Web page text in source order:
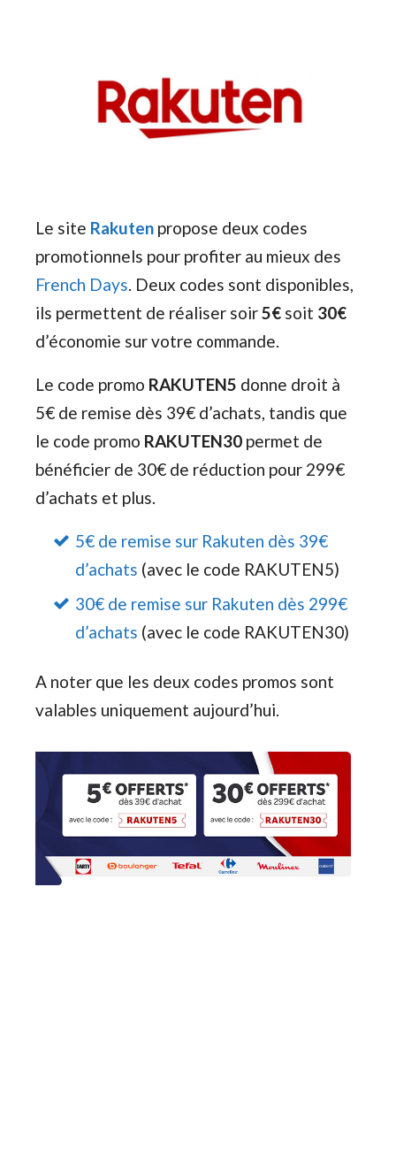
Le site Rakuten propose deux codes
promotionnels pour profiter au mieux des
French Days. Deux codes sont disponibles,
ils permettent de réaliser soir5€ soit 30€
d’économie sur votre commande.
Le code promo RAKUTEN5 donne droit à
5€ de remise dès 39€ d’achats, tandis que
le code promo RAKUTEN30 permet de
bénéficier de 30€ de réduction pour 299€
d’achats et plus.
5€ de remise sur Rakuten dès 39€
d’achats (avec le code RAKUTEN5)
30€ de remise sur Rakuten dès 299€
d’achats (avec le code RAKUTEN30)
A noter que les deux codes promos sont
valables uniquement aujourd’hui.